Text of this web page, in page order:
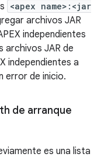
<apex name>:<jar
archivos JAR
independientes
archivos JAR de
independientes a
error de inicio.
de arranque
es una lista